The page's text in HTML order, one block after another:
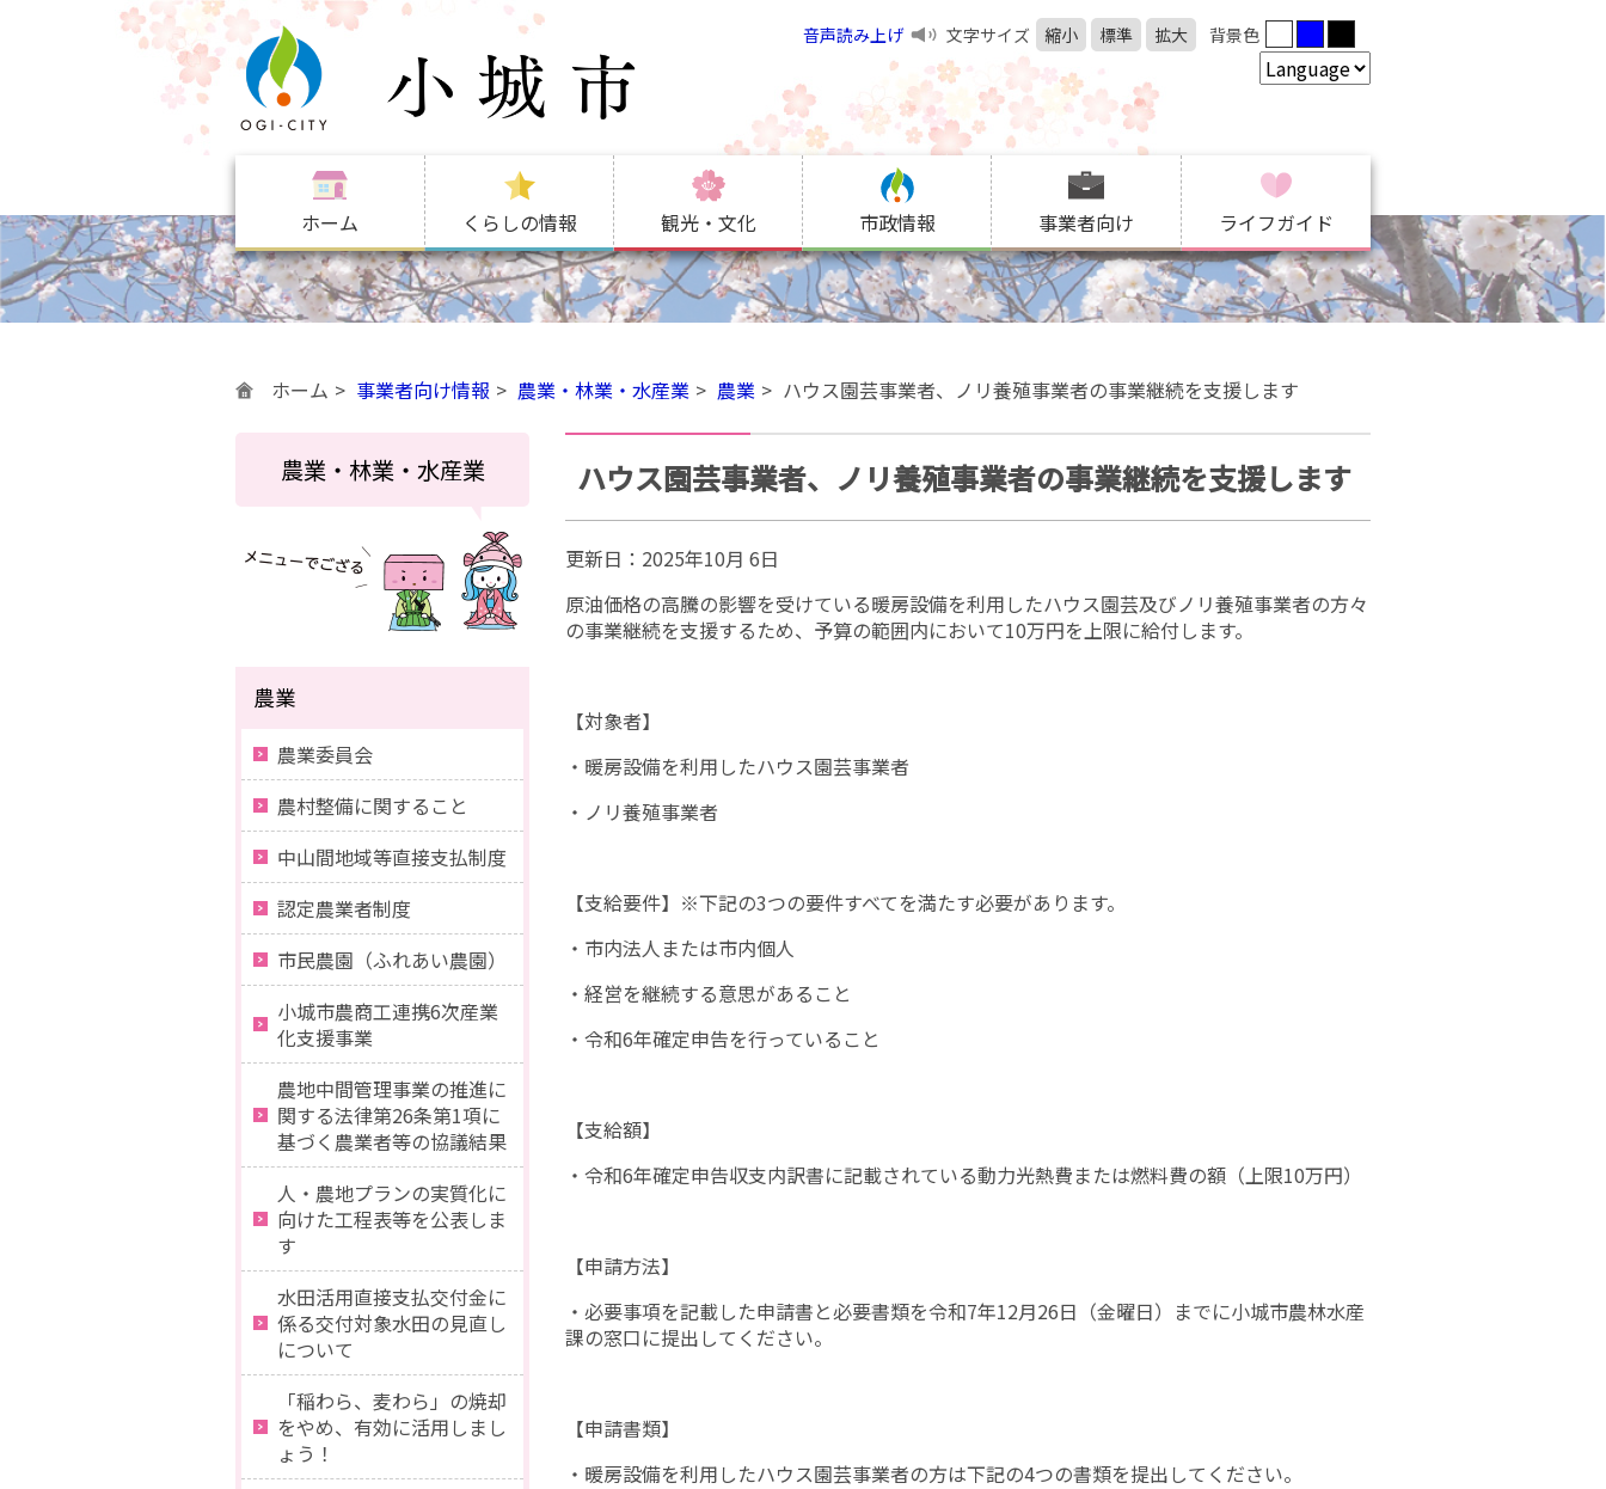
音声読み上げ 文字サイズ 縮小 標準 拡大 背景色
ホーム くらしの情報 観光・文化 市政情報 事業者向け ライフガイド
ホーム 事業者向け情報 農業・林業・水産業 農業 ハウス園芸事業者、ノリ養殖事業者の事業継続を支援します
ハウス園芸事業者、ノリ養殖事業者の事業継続を支援します
更新日： 2025年10月 6日
原油価格の高騰の影響を受けている暖房設備を利用したハウス園芸及びノリ養殖事業者の方々
の事業継続を支援するため、予算の範囲内において10万円を上限に給付します。
【対象者】
・暖房設備を利用したハウス園芸事業者
・ノリ養殖事業者
【支給要件】※下記の3つの要件すべてを満たす必要があります。
・市内法人または市内個人
・経営を継続する意思があること
・令和6年確定申告を行っていること
【支給額】
・令和6年確定申告収支内訳書に記載されている動力光熱費または燃料費の額（上限10万円）
【申請方法】
・必要事項を記載した申請書と必要書類を令和7年12月26日（金曜日）までに小城市農林水産
課の窓口に提出してください。
【申請書類】
・暖房設備を利用したハウス園芸事業者の方は下記の4つの書類を提出してください。
農業・林業・水産業
農業
農業委員会
農村整備に関すること
中山間地域等直接支払制度
認定農業者制度
市民農園（ふれあい農園）
小城市農商工連携6次産業
化支援事業
農地中間管理事業の推進に
関する法律第26条第1項に
基づく農業者等の協議結果
人・農地プランの実質化に
向けた工程表等を公表しま
す
水田活用直接支払交付金に
係る交付対象水田の見直し
について
「稲わら、麦わら」の焼却
をやめ、有効に活用しまし
ょう！